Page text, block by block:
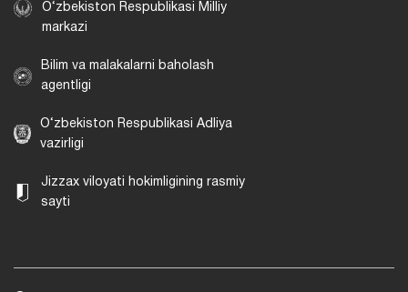
O‘zbekiston Respublikasi Milliy
markazi
Bilim va malakalarni baholash
agentligi
O‘zbekiston Respublikasi Adliya
vazirligi
Jizzax viloyati hokimligining rasmiy
sayti